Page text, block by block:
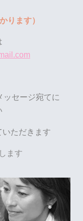
ります）
ッセージ宛てに
いただきます
ます